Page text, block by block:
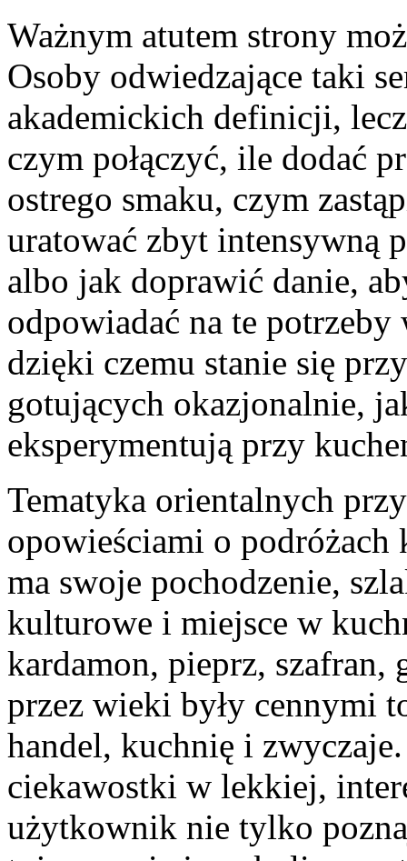
Ważnym atutem strony
Osoby odwiedzające taki
akademickich definicji,
czym połączyć, ile dodać
ostrego smaku, czym
uratować zbyt intensywną
albo jak doprawić danie,
odpowiadać na te
dzięki czemu stanie się
gotujących okazjonalnie,
eksperymentują przy
Tematyka orientalnych
opowieściami o
ma swoje pochodzenie,
kulturowe i miejsce w
kardamon, pieprz, szafran,
przez wieki były cennymi
handel, kuchnię i
ciekawostki w lekkiej,
użytkownik nie tylko